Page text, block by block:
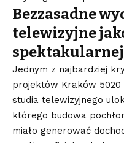
Bezzasadne
telewizyjne
Jednym z najbardziej
projektów Kraków 5020
studia telewizyjnego
którego budowa
miało generować